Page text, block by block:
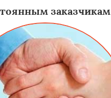
заказчикам